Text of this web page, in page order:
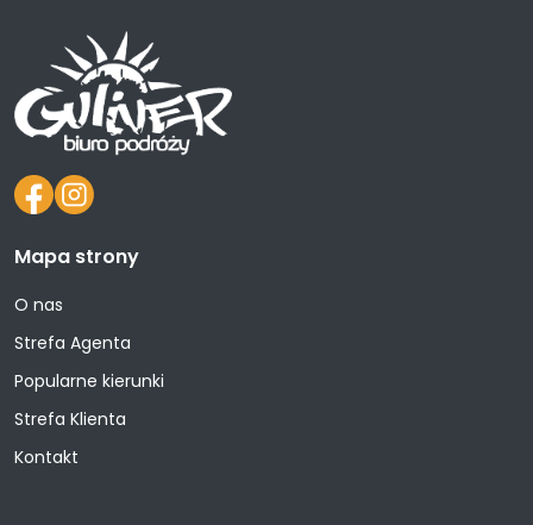
Mapa strony
O nas
Strefa Agenta
Popularne kierunki
Strefa Klienta
Kontakt